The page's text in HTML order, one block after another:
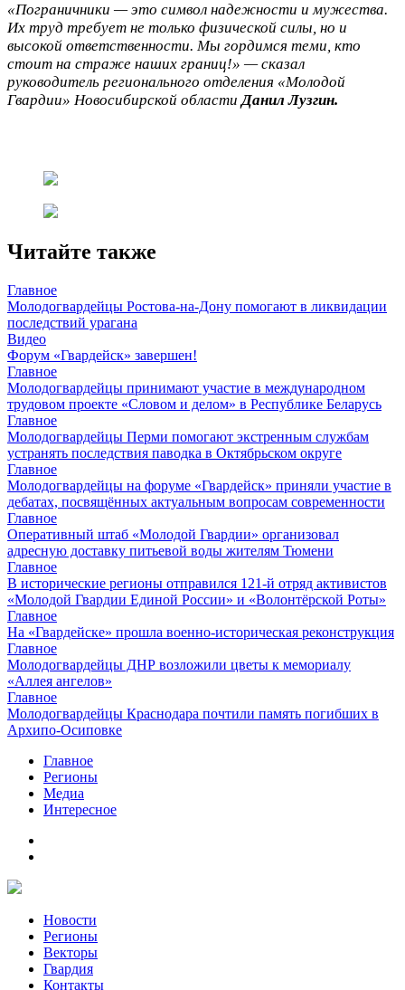
«Пограничники — это символ надежности и мужества.
Их труд требует не только физической силы, но и
высокой ответственности. Мы гордимся теми, кто
стоит на страже наших границ!» — сказал
руководитель регионального отделения «Молодой
Гвардии» Новосибирской областиДанил Лузгин.
Читайте также
Главное
Молодогвардейцы Ростова-на-Дону помогают в ликвидации
последствий урагана
Видео
Форум «Гвардейск» завершен!
Главное
Молодогвардейцы принимают участие в международном
трудовом проекте «Словом и делом» в Республике Беларусь
Главное
Молодогвардейцы Перми помогают экстренным службам
устранять последствия паводка в Октябрьском округе
Главное
Молодогвардейцы на форуме «Гвардейск» приняли участие в
дебатах, посвящённых актуальным вопросам современности
Главное
Оперативный штаб «Молодой Гвардии» организовал
адресную доставку питьевой воды жителям Тюмени
Главное
В исторические регионы отправился 121-й отряд активистов
«Молодой Гвардии Единой России» и «Волонтёрской Роты»
Главное
На «Гвардейске» прошла военно-историческая реконструкция
Главное
Молодогвардейцы ДНР возложили цветы к мемориалу
«Аллея ангелов»
Главное
Молодогвардейцы Краснодара почтили память погибших в
Архипо-Осиповке
Главное
Регионы
Медиа
Интересное
Новости
Регионы
Векторы
Гвардия
Контакты